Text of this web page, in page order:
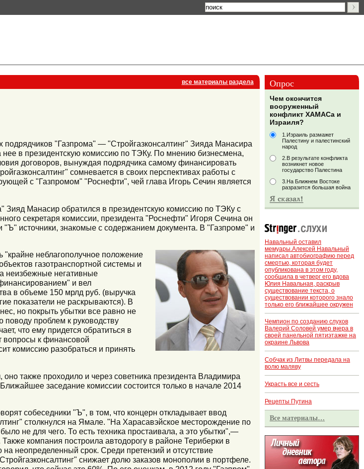
все материалы раздела
подрядчиков "Газпрома" — "Стройгазконсалтинг" Зияда Манасира
в президентскую комиссию по ТЭКу. По мнению бизнесмена,
договоров, вынуждая подрядчика самому финансировать
сомневается в своих перспективах работы с
с "Газпромом" "Роснефти", чей глава Игорь Сечин является
Зияд Манасир обратился в президентскую комиссию по ТЭКу с
секретаря комиссии, президента "Роснефти" Игоря Сечина он
"Ъ" источники, знакомые с содержанием документа. В "Газпроме" и
неблагополучное положение
газотранспортной системы и
неизбежные негативные
и вел
в объеме 150 мрлд руб. (выручка
показатели не раскрываются). В
но покрыть убытки все равно не
поводу проблем к руководству
что ему придется обратиться в
вопросы к финансовой
комиссию разобраться и принять
также проходило и через советника президента Владимира
заседание комиссии состоится только в начале 2014
собеседники "Ъ", в том, что концерн откладывает ввод
столкнулся на Ямале. "На Харасавэйское месторождение по
не для чего. То есть техника простаивала, а это убытки",—
компания построила автодорогу в районе Териберки в
неопределенный срок. Среди претензий и отсутствие
снижает долю заказов монополии в портфеле.
Опрос
Чем окончится
вооруженный
конфликт ХАМАСа и
Израиля?
1.Израиль размажет
Палестину и палестинский
народ
2.В результате конфликта
возникнет новое
государство Палестина
3.На Ближнем Востоке
разразится большая война
Навальный оставил
мемуары.Алексей Навальный
написал автобиографию перед
смертью, которая будет
опубликована в этом году,
сообщила в четверг его вдова
Юлия Навальная, раскрыв
существование текста, о
существовании которого знало
только его ближайшее окружен
Чемпион по созданию слухов
Валерий Соловей умер вчера в
своей панельной пятиэтажке на
окраине Львова
Собчак из Литвы передала на
волю маляву
Украсть все и сесть
Рецепты Путина
Все материалы…